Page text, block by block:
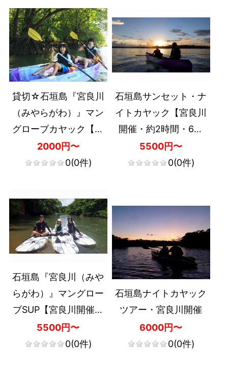
貸切☆石垣島『宮良川
（みやらがわ）』マン
グローブカヤック【宮
良川開催・約2時間・0
歳～・記念写真付き
2000円〜
0(0件)
石垣島サンセット・ナ
イトカヤック【宮良川
開催・約2時間・6歳
～・記念写真付き（デ
ータ）・送迎なし】
5500円〜
0(0件)
石垣島『宮良川（みや
らがわ）』マングロー
ブSUP【宮良川開催・
約2時間半・10歳～・1
組限定・ガイド貸切・
5500円〜
0(0件)
石垣島ナイトカヤック
ツアー・宮良川開催
6000円〜
0(0件)